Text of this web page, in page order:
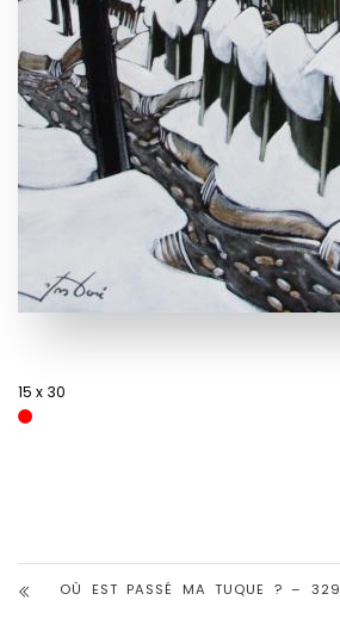
15 x 30
OÙ EST PASSÉ MA TUQUE ? – 329